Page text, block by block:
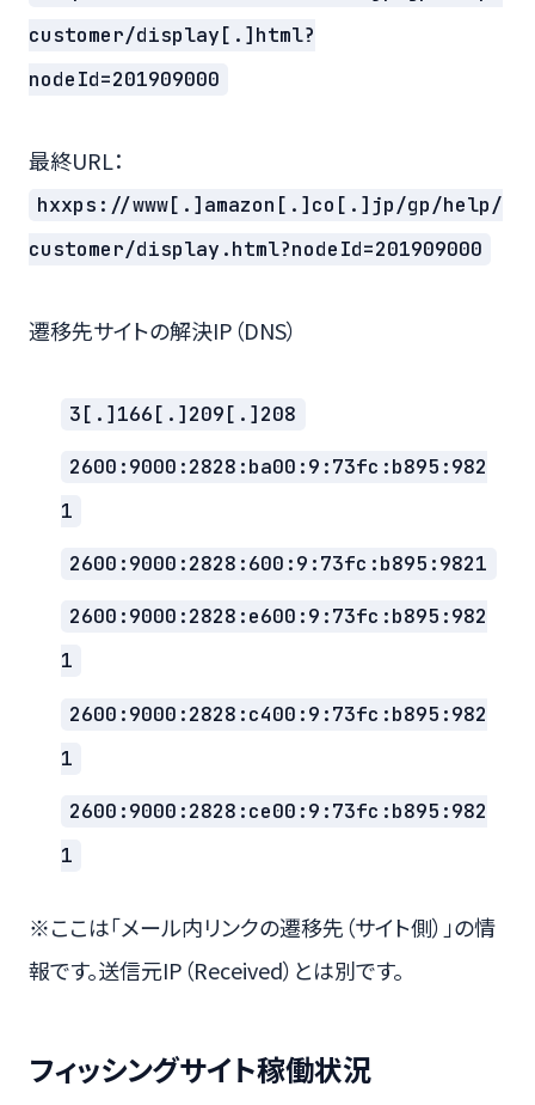
customer/display[.]html?
nodeId=201909000
最終URL：
hxxps://www[.]amazon[.]co[.]jp/gp/help/
customer/display.html?nodeId=201909000
遷移先サイトの解決IP（DNS）
3[.]166[.]209[.]208
2600:9000:2828:ba00:9:73fc:b895:982
1
2600:9000:2828:600:9:73fc:b895:9821
2600:9000:2828:e600:9:73fc:b895:982
1
2600:9000:2828:c400:9:73fc:b895:982
1
2600:9000:2828:ce00:9:73fc:b895:982
1
※ここは「メール内リンクの遷移先（サイト側）」の情
報です。送信元IP（Received）とは別です。
フィッシングサイト稼働状況